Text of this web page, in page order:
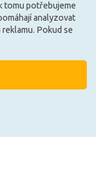
být u Vás 15. 9.
tomu potřebujeme
analyzovat
Pokud se